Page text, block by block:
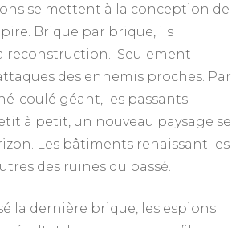
se mettent à la conception de
Brique par brique, ils
reconstruction. Seulement
des ennemis proches. Par
coulé géant, les passants
à petit, un nouveau paysage se
Les bâtiments renaissant les
des ruines du passé.
la dernière brique, les espions